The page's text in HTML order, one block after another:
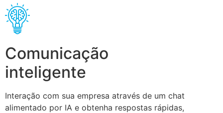
Comunicação
inteligente
Interação com sua empresa através de um chat
alimentado por IA e obtenha respostas rápidas,